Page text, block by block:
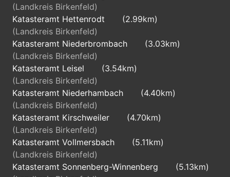
(Landkreis Birkenfeld)
Katasteramt Hettenrodt
(2.99km)
(Landkreis Birkenfeld)
Katasteramt Niederbrombach
(3.03km)
(Landkreis Birkenfeld)
Katasteramt Leisel
(3.54km)
(Landkreis Birkenfeld)
Katasteramt Niederhambach
(4.40km)
(Landkreis Birkenfeld)
Katasteramt Kirschweiler
(4.70km)
(Landkreis Birkenfeld)
Katasteramt Vollmersbach
(5.11km)
(Landkreis Birkenfeld)
Katasteramt Sonnenberg-Winnenberg
(5.13km)